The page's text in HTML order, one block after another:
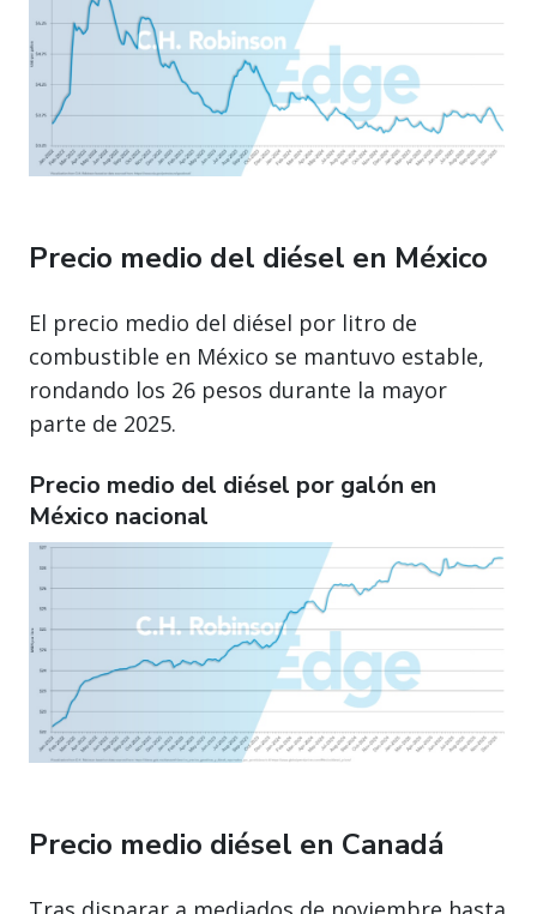
Precio medio del diésel en México
El precio medio del diésel por litro de
combustible en México se mantuvo estable,
rondando los 26 pesos durante la mayor
parte de 2025.
Precio medio del diésel por galón en
México nacional
Precio medio diésel en Canadá